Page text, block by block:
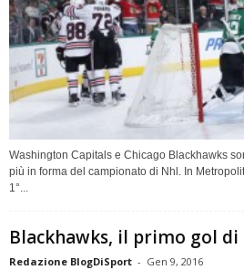
Washington Capitals e Chicago Blackhawks
più in forma del campionato di Nhl. In
1°...
Blackhawks, il primo gol
Redazione BlogDiSport - Gen 9, 2016